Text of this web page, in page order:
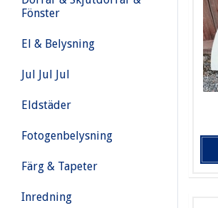
Fönster
El & Belysning
Jul Jul Jul
Eldstäder
Fotogenbelysning
Färg & Tapeter
Inredning